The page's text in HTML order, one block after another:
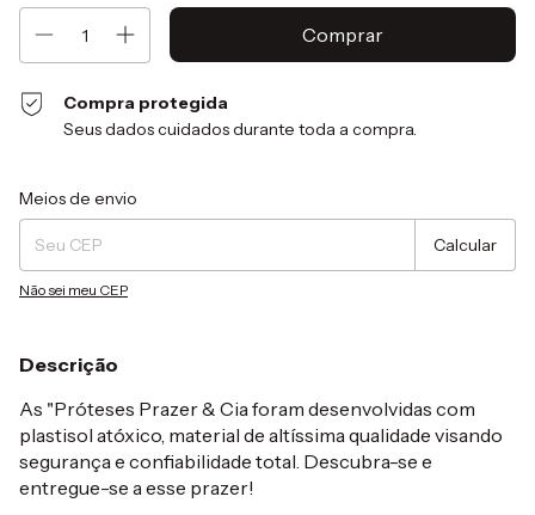
Compra protegida
Seus dados cuidados durante toda a compra.
Entregas para o CEP:
Meios de envio
Calcular
Não sei meu CEP
Descrição
As "Próteses Prazer & Cia foram desenvolvidas com
plastisol atóxico, material de altíssima qualidade visando
segurança e confiabilidade total. Descubra-se e
entregue-se a esse prazer!